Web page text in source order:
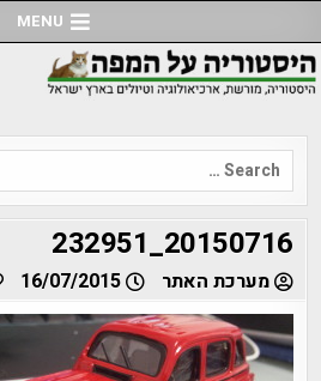
to
content
MENU
Search
for:
20150716_232951
מערכת האתר 16/07/2015